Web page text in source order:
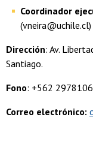
Coordinador
(vneira@uchile.cl)
Dirección: Av.
Santiago.
Fono: +562
Correo electrónico: